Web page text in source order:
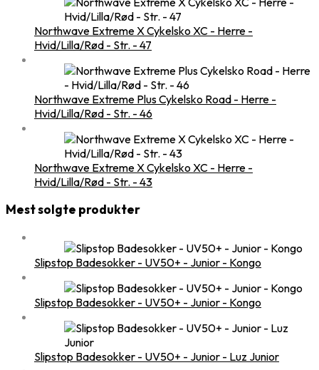
Northwave Extreme X Cykelsko XC - Herre -
Hvid/Lilla/Rød - Str. - 47
Northwave Extreme Plus Cykelsko Road - Herre -
Hvid/Lilla/Rød - Str. - 46
Northwave Extreme X Cykelsko XC - Herre -
Hvid/Lilla/Rød - Str. - 43
Mest solgte produkter
Slipstop Badesokker - UV50+ - Junior - Kongo
Slipstop Badesokker - UV50+ - Junior - Kongo
Slipstop Badesokker - UV50+ - Junior - Luz Junior